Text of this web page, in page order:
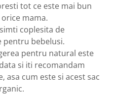
tot ce este mai bun
mama.
coplesita de
bebelusi.
pentru natural este
si iti recomandam
asa cum este si acest sac